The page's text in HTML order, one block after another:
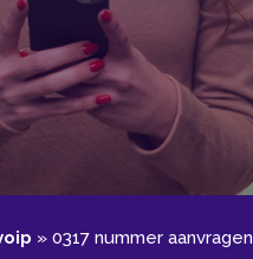
» 0317 nummer aanvragen